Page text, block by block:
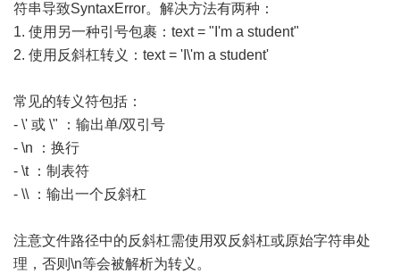
符串导致SyntaxError。解决方法有两种：
1. 使用另一种引号包裹：text = "I'm a student"
2. 使用反斜杠转义：text = 'I\'m a student'
常见的转义符包括：
- \' 或 \" ：输出单/双引号
- \n ：换行
- \t ：制表符
- \\ ：输出一个反斜杠
注意文件路径中的反斜杠需使用双反斜杠或原始字符串处
理，否则\n等会被解析为转义。